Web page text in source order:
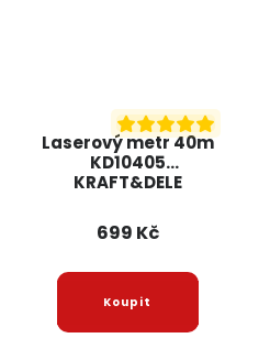
Laserový metr 40m
KD10405
KRAFT&DELE
699 Kč